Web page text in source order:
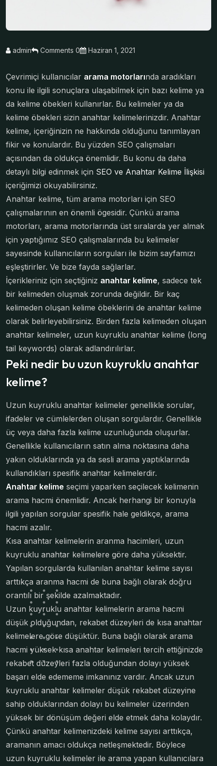
admin Comments 0 Haziran 1, 2021
Çevrimiçi kullanıcılar arama motorlarında aradıkları
konu ile ilgili sonuçlara ulaşabilmek için bazı kelime ya
da kelime öbekleri kullanırlar. Bu kelimeler ya da
kelime öbekleri sizin anahtar kelimelerinizdir. Anahtar
kelime, içeriğinizin ne hakkında olduğunu tanımlayan
fikir ve konulardır. Bu yüzden SEO çalışmaları
açısından da oldukça önemlidir. Bu konu da daha
detaylı bilgi edinmek için SEO ve Anahtar Kelime İlişkisi
içeriğimizi okuyabilirsiniz.
Anahtar kelime, tüm arama motorları için SEO
çalışmalarının en önemli ögesidir. Çünkü arama
motorları, arama motorlarında üst sıralarda yer almak
için yaptığımız SEO çalışmalarında bu kelimeler
sayesinde kullanıcıların sorguları ile bizim sayfamızı
eşleştirirler. Ve bize fayda sağlarlar.
İçerikleriniz için seçtiğiniz anahtar kelime, sadece tek
bir kelimeden oluşmak zorunda değildir. Bir kaç
kelimeden oluşan kelime öbeklerini de anahtar kelime
olarak belirleyebilirsiniz. Birden fazla kelimeden oluşan
anahtar kelimeler, uzun kuyruklu anahtar kelime (long
tail keywords) olarak adlandırılırlar.
Peki nedir bu uzun kuyruklu anahtar
kelime?
Uzun kuyruklu anahtar kelimeler genellikle sorular,
ifadeler ve cümlelerden oluşan sorgulardır. Genellikle
üç veya daha fazla kelime uzunluğunda oluşurlar.
Genellikle kullanıcıların satın alma noktasına daha
yakın olduklarında ya da sesli arama yaptıklarında
kullandıkları spesifik anahtar kelimelerdir.
Anahtar kelime seçimi yaparken seçilecek kelimenin
arama hacmi önemlidir. Ancak herhangi bir konuyla
ilgili yapılan sorgular spesifik hale geldikçe, arama
hacmi azalır.
Kısa anahtar kelimelerin aranma hacimleri, uzun
kuyruklu anahtar kelimelere göre daha yüksektir.
Yapılan sorgularda kullanılan anahtar kelime sayısı
arttıkça aranma hacmi de buna bağlı olarak doğru
orantılı bir şekilde azalmaktadır.
Uzun kuyruklu anahtar kelimelerin arama hacmi
düşük olduğundan, rekabet düzeyleri de kısa anahtar
kelimelere göre düşüktür. Buna bağlı olarak arama
hacmi yüksek kısa anahtar kelimeleri tercih ettiğinizde
rekabet düzeyleri fazla olduğundan dolayı yüksek
başarı elde edememe imkanınız vardır. Ancak uzun
kuyruklu anahtar kelimeler düşük rekabet düzeyine
sahip olduklarından dolayı bu kelimeler üzerinden
yüksek bir dönüşüm değeri elde etmek daha kolaydır.
Çünkü anahtar kelimenizdeki kelime sayısı arttıkça,
aramanın amacı oldukça netleşmektedir. Böylece
uzun kuyruklu kelimeler ile arama yapan kullanıcılara